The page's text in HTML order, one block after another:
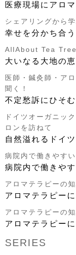
医療現場にアロ
シェアリングから
幸せを分かち合
AllAbout Tea
大いなる大地の
医師・鍼灸師・ア
聞く！
不定愁訴にひそ
ドイツオーガニッ
ロンを訪ねて
自然溢れるドイ
病院内で働きやす
病院内で働きや
アロマテラピーの
アロマテラピー
アロマテラピーの
アロマテラピー
SERIES